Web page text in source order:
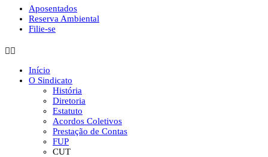
Aposentados
Reserva Ambiental
Filie-se
Início
O Sindicato
História
Diretoria
Estatuto
Acordos Coletivos
Prestação de Contas
FUP
CUT